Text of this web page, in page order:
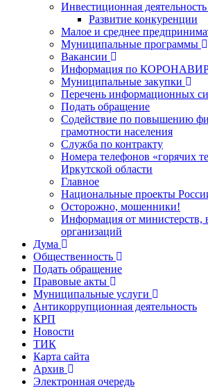
Инвестиционная деятельность
Развитие конкуренции
Малое и среднее
Муниципальные программы
Вакансии
Информация по
Муниципальные закупки
Перечень информационных
Подать обращение
Содействие по повышению
грамотности населения
Служба по контракту
Номера телефонов «горячих
Иркутской области
Главное
Национальные проекты
Осторожно, мошенники!
Информация от министерств,
организаций
Дума
Общественность
Подать обращение
Правовые акты
Муниципальные услуги
Антикоррупционная деятельность
КРП
Новости
ТИК
Карта сайта
Архив
Электронная очередь